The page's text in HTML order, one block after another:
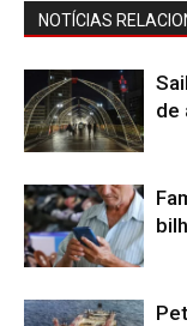
NOTÍCIAS
de